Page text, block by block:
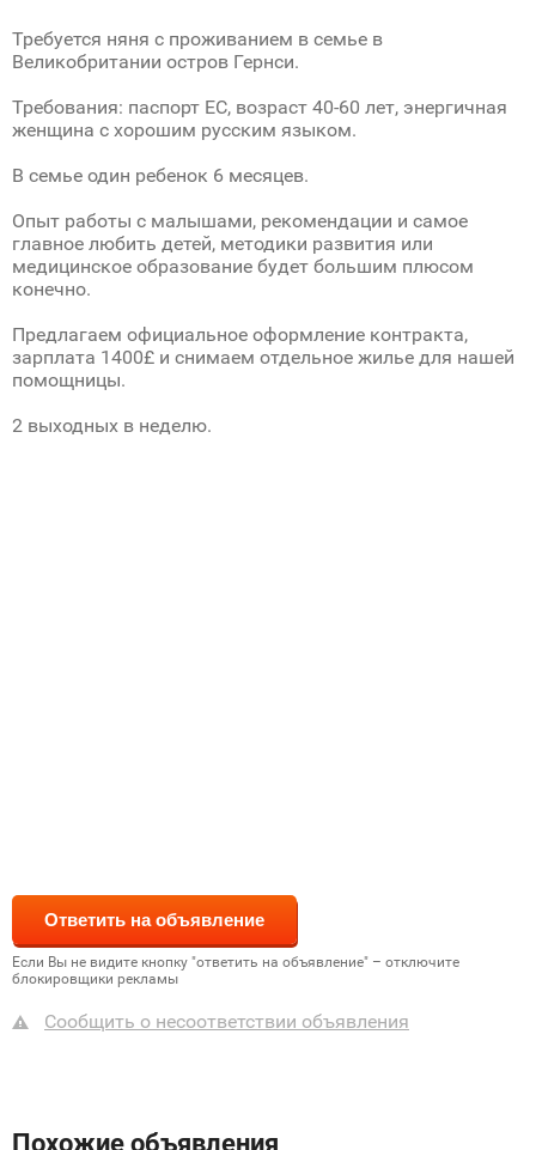
Требуется няня с проживанием в семье в
Великобритании остров Гернси.
Требования: паспорт ЕС, возраст 40-60 лет, энергичная
женщина с хорошим русским языком.
В семье один ребенок 6 месяцев.
Опыт работы с малышами, рекомендации и самое
главное любить детей, методики развития или
медицинское образование будет большим плюсом
конечно.
Предлагаем официальное оформление контракта,
зарплата 1400£ и снимаем отдельное жилье для нашей
помощницы.
2 выходных в неделю.
Если Вы не видите кнопку "ответить на объявление" – отключите
блокировщики рекламы
Сообщить о несоответствии объявления
Похожие объявления